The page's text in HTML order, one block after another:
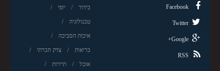
בידור יופי
טכנולוגיה
איכות הסביבה
בריאות צדק חברתי
אוכל תיירות
Facebook
Twitter
Google+
RSS